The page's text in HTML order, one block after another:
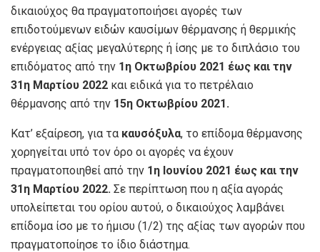
δικαιούχος θα πραγματοποιήσει αγορές των
επιδοτούμενων ειδών καυσίμων θέρμανσης ή θερμικής
ενέργειας αξίας μεγαλύτερης ή ίσης με το διπλάσιο του
επιδόματος από την 1η Οκτωβρίου 2021 έως και την
31η Μαρτίου 2022 και ειδικά για το πετρέλαιο
θέρμανσης από την 15η Οκτωβρίου 2021.
Κατ’ εξαίρεση, για τα καυσόξυλα, το επίδομα θέρμανσης
χορηγείται υπό τον όρο οι αγορές να έχουν
πραγματοποιηθεί από την 1η Ιουνίου 2021 έως και την
31η Μαρτίου 2022. Σε περίπτωση που η αξία αγοράς
υπολείπεται του ορίου αυτού, ο δικαιούχος λαμβάνει
επίδομα ίσο με το ήμισυ (1/2) της αξίας των αγορών που
πραγματοποίησε το ίδιο διάστημα.